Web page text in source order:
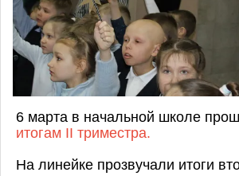
6 марта в начальной школе
итогам II триместра.
На линейке прозвучали итоги